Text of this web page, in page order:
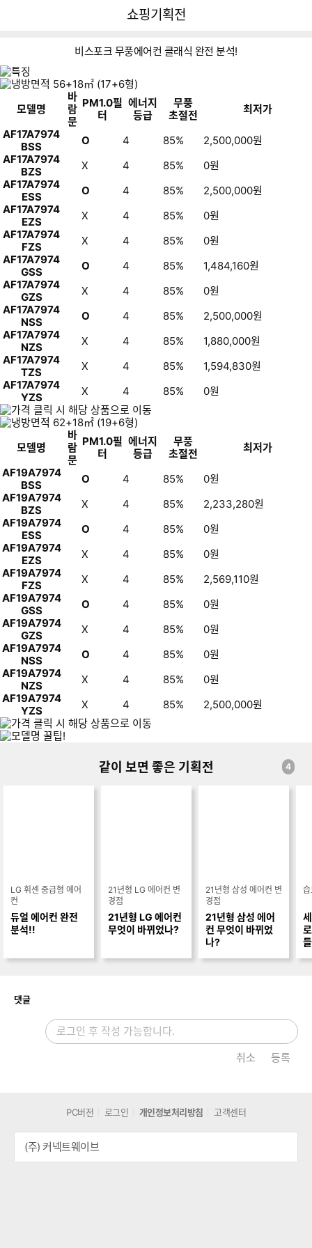
다나와
쇼핑기획전
비스포크 무풍에어컨 클래식 완전 분석!
삼
성
자
풍
러
스
드
성
전
자
풍
갤
러
리
멀
티
형
풍
클
멀
티
스
탠
주
특
6
㎡
(1
형)
형)
모델명
바
람
문
PM1.0필
터
에너지
등급
무풍
초절전
최저가
AF17A7974
BSS
O 4 85% 2,500,000원
AF17A7974
BZS
X 4 85% 0원
AF17A7974
ESS
O 4 85% 2,500,000원
AF17A7974
EZS
X 4 85% 0원
AF17A7974
FZS
X 4 85% 0원
AF17A7974
GSS
O 4 85% 1,484,160원
AF17A7974
GZS
X 4 85% 0원
AF17A7974
NSS
O 4 85% 2,500,000원
AF17A7974
NZS
X 4 85% 1,880,000원
AF17A7974
TZS
X 4 85% 1,594,830원
AF17A7974
YZS
X 4 85% 0원
모델명
바
람
문
PM1.0필
터
에너지
등급
무풍
초절전
최저가
AF19A7974
BSS
O 4 85% 0원
AF19A7974
BZS
X 4 85% 2,233,280원
AF19A7974
ESS
O 4 85% 0원
AF19A7974
EZS
X 4 85% 0원
AF19A7974
FZS
X 4 85% 2,569,110원
AF19A7974
GSS
O 4 85% 0원
AF19A7974
GZS
X 4 85% 0원
AF19A7974
NSS
O 4 85% 0원
AF19A7974
NZS
X 4 85% 0원
AF19A7974
YZS
X 4 85% 2,500,000원
삼
컨
래
식
러
같이 보면 좋은 기획전 4
LG 휘센 중급형 에어
컨
듀얼 에어컨 완전
분석!!
21년형 LG 에어컨 변
경점
21년형 LG 에어컨
무엇이 바뀌었나?
21년형 삼성 에어컨 변
경점
21년형 삼성 에어
컨 무엇이 바뀌었
나?
댓글개
취소 등록
PC버전 로그인 개인정보처리방침 고객센터
(주) 커넥트웨이브